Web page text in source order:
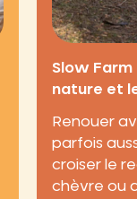
Slow Farm
nature et
Renouer
parfois
croiser le
chèvre ou